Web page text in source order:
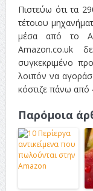
Πιστεύω ότι τα
τέτοιου
μέσα από το
Amazon.co.uk
συγκεκριμένο
λοιπόν να
κόστιζε πάνω από
Παρόμοια